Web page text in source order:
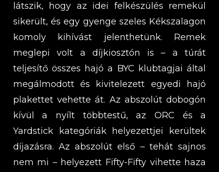
látszik, hogy az idei felkészülés remekül
sikerült, és egy gyenge szeles Kékszalagon
komoly kihívást jelenthetünk. Remek
meglepi volt a díjkiosztón is – a túrát
teljesítő összes hajó a BYC klubtagjai által
megálmodott és kivitelezett egyedi hajó
plakettet vehette át. Az abszolút dobogón
kívül a nyílt többtestű, az ORC és a
Yardstick kategóriák helyezettjei kerültek
díjazásra. Az abszolút első – tehát sajnos
nem mi – helyezett Fifty-Fifty vihette haza